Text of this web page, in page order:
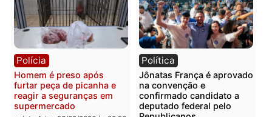
Polícia
Homem é preso com
drogas durante ação da
PM no Castanheira
quinta-feira, 06/08/2026 às 09:02
Polícia
Polícia Civil prende dois
homens por tortura,
tráfico e posse de arma
Itapuã